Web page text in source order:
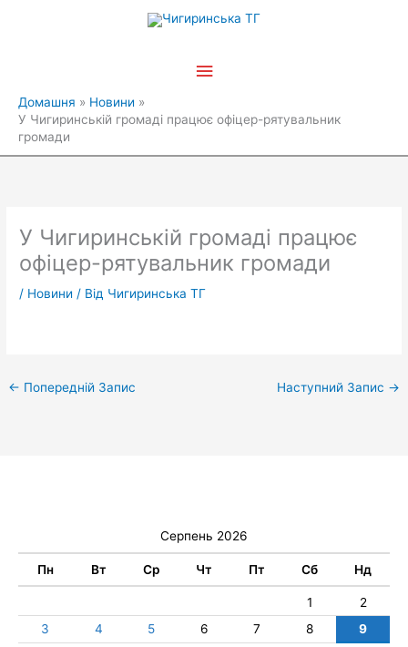
Головне
Домашня
Новини
У Чигиринській громаді працює офіцер-рятувальник
громади
У Чигиринській громаді працює
офіцер-рятувальник громади
/ Новини / Від Чигиринська ТГ
← Попередній Запис Наступний Запис →
Серпень 2026
Пн Вт Ср Чт Пт Сб Нд
1
2
3
4 5 6 7 8
9